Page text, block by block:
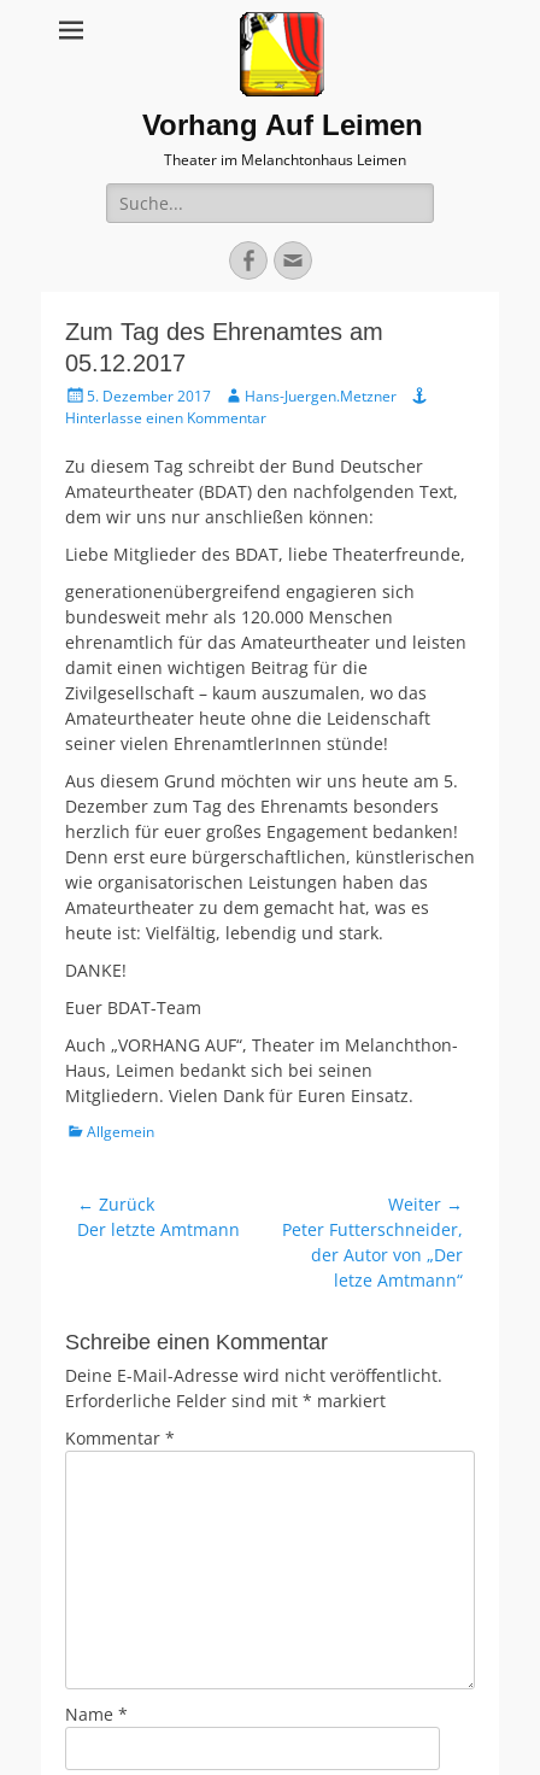
Vorhang Auf Leimen
Theater im Melanchtonhaus Leimen
Suche
nach:
Facebook
E-
Mail
Zum Tag des Ehrenamtes am
05.12.2017
Veröffentlicht
am
5. Dezember 2017 AutorHans-Juergen.Metzner
Hinterlasse einen Kommentar
Zu diesem Tag schreibt der Bund Deutscher
Amateurtheater (BDAT) den nachfolgenden Text,
dem wir uns nur anschließen können:
Liebe Mitglieder des BDAT, liebe Theaterfreunde,
generationenübergreifend engagieren sich
bundesweit mehr als 120.000 Menschen
ehrenamtlich für das Amateurtheater und leisten
damit einen wichtigen Beitrag für die
Zivilgesellschaft – kaum auszumalen, wo das
Amateurtheater heute ohne die Leidenschaft
seiner vielen EhrenamtlerInnen stünde!
Aus diesem Grund möchten wir uns heute am 5.
Dezember zum Tag des Ehrenamts besonders
herzlich für euer großes Engagement bedanken!
Denn erst eure bürgerschaftlichen, künstlerischen
wie organisatorischen Leistungen haben das
Amateurtheater zu dem gemacht hat, was es
heute ist: Vielfältig, lebendig und stark.
DANKE!
Euer BDAT-Team
Auch „VORHANG AUF“, Theater im Melanchthon-
Haus, Leimen bedankt sich bei seinen
Mitgliedern. Vielen Dank für Euren Einsatz.
Kategorien
Allgemein
Beitragsnavigation
← Zurück
Vorheriger
Der letzte Amtmann
Weiter →
Nächster
Beitrag:
Peter Futterschneider,
der Autor von „Der
letze Amtmann“
Schreibe einen Kommentar
Deine E-Mail-Adresse wird nicht veröffentlicht.
Erforderliche Felder sind mit * markiert
Kommentar *
Name *